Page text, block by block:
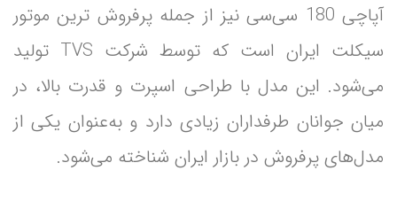
آپاچی 180 سی‌سی نیز از جمله پرفروش‌ ترین موتور
سیکلت‌ ایران است که توسط شرکت TVS تولید
می‌شود. این مدل با طراحی اسپرت و قدرت بالا، در
میان جوانان طرفداران زیادی دارد و به‌عنوان یکی از
مدل‌های پرفروش در بازار ایران شناخته می‌شود.